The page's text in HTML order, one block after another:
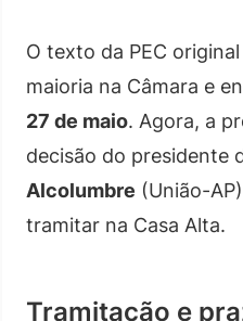
O texto da PEC
maioria na Câmara e
27 de maio. Agora, a
decisão do presidente
Alcolumbre (União-
tramitar na Casa Alta.
Tramitação e